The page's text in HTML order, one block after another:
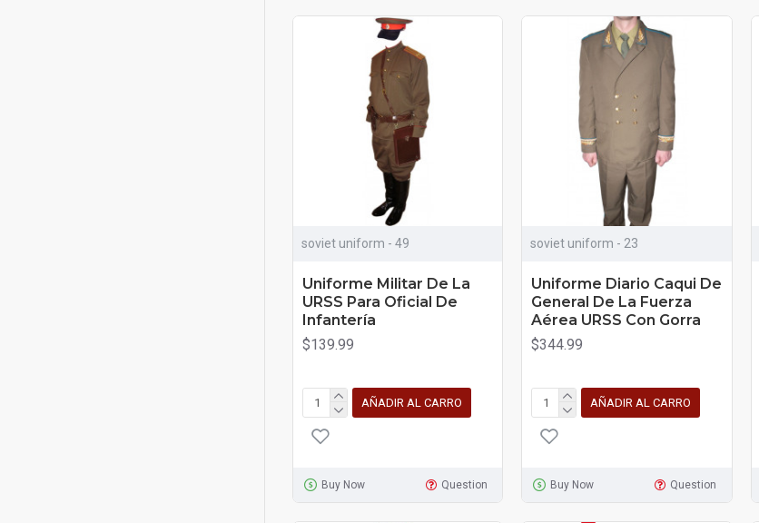
soviet uniform - 49
Uniforme Militar De La
URSS Para Oficial De
Infantería
$139.99
AÑADIR AL CARRO
Buy Now Question
soviet uniform - 23
Uniforme Diario Caqui De
General De La Fuerza
Aérea URSS Con Gorra
$344.99
AÑADIR AL CARRO
Buy Now Question